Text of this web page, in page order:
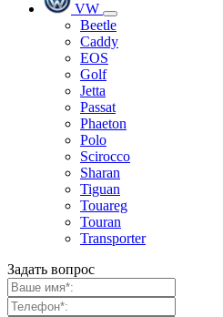
VW
Beetle
Caddy
EOS
Golf
Jetta
Passat
Phaeton
Polo
Scirocco
Sharan
Tiguan
Touareg
Touran
Transporter
Задать вопрос